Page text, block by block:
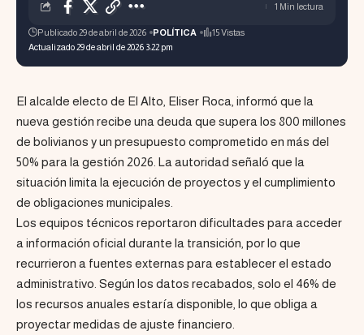
Actualizado 29 de abril de 2026 3:22 pm
Publicado 29 de abril de 2026 POLÍTICA 15 Vistas
1 Min lectura
El alcalde electo de El Alto, Eliser Roca, informó que la
nueva gestión recibe una deuda que supera los 800 millones
de bolivianos y un presupuesto comprometido en más del
50% para la gestión 2026. La autoridad señaló que la
situación limita la ejecución de proyectos y el cumplimiento
de obligaciones municipales.
Los equipos técnicos reportaron dificultades para acceder
a información oficial durante la transición, por lo que
recurrieron a fuentes externas para establecer el estado
administrativo. Según los datos recabados, solo el 46% de
los recursos anuales estaría disponible, lo que obliga a
proyectar medidas de ajuste financiero.